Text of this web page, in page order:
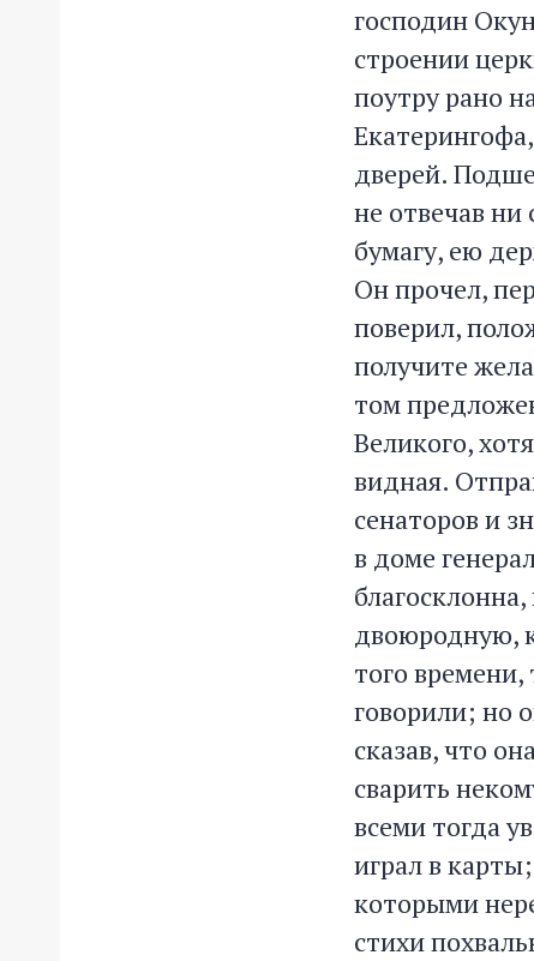
господин
строении
поутру рано
дверей.
не отвечав
бумагу, ею
Он прочел,
поверил,
получите
том
Великого,
видная.
сенаторов и
в доме
двоюродную,
того
говорили; но
сказав, что
сварить
всеми тогда
играл в
которыми
стихи